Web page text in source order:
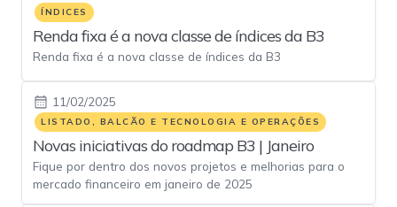
ÍNDICES
Renda fixa é a nova classe de índices da B3
Renda fixa é a nova classe de índices da B3
LISTADO, BALCÃO E TECNOLOGIA E OPERAÇÕES
11/02/2025
Novas iniciativas do roadmap B3 | Janeiro
Fique por dentro dos novos projetos e melhorias para o
mercado financeiro em janeiro de 2025